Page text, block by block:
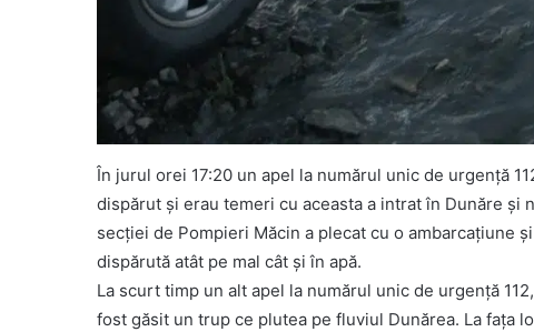
În jurul orei 17:20 un apel la numărul unic de urgență
dispărut și erau temeri cu aceasta a intrat în Dunăre
secției de Pompieri Măcin a plecat cu o ambarcațiune
dispărută atât pe mal cât și în apă.
La scurt timp un alt apel la numărul unic de urgență
fost găsit un trup ce plutea pe fluviul Dunărea. La fața